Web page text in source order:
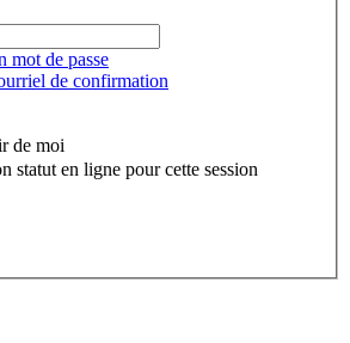
mot de passe
de confirmation
de moi
statut en ligne pour cette session